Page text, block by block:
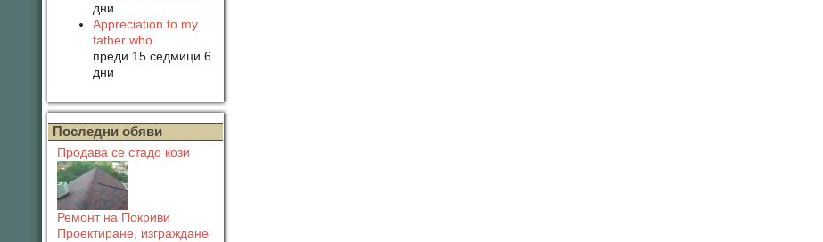
дни
Appreciation to my
father who
преди 15 седмици 6
дни
Последни обяви
Продава се стадо кози
Ремонт на Покриви
Проектиране, изграждане